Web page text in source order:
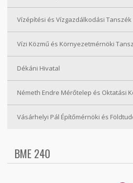
Vízépítési és Vízgazdálkodási Tanszék
Vízi Közmű és Környezetmérnöki
Dékáni Hivatal
Németh Endre Mérőtelep és Oktatási
Vásárhelyi Pál Építőmérnöki és
BME 240